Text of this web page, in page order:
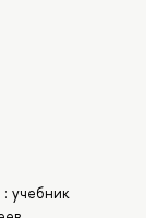
учебник